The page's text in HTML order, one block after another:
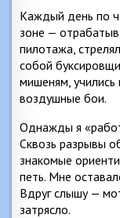
Каждый день по
зоне —
пилотажа,
собой
мишеням, учились
воздушные бои.
Однажды я
Сквозь разрывы
знакомые
петь. Мне
Вдруг слышу —
затрясло.